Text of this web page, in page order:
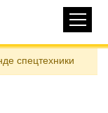
спецтехники